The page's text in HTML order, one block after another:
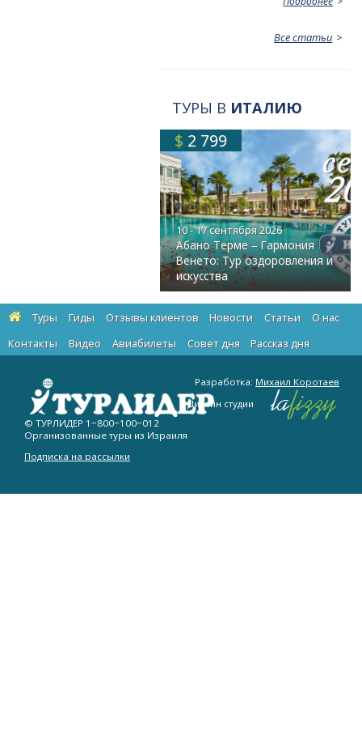
Все статьи
ТУРЫ В ИТАЛИЮ
$ 2 799
10 - 17 сентября 2026
Абано Терме – Гармония
Венето: Тур оздоровления и
искусства
Туры Гиды Отзывы клиентов Новости Статьи
О нас
Контакты
Видео Авиабилеты Cовет дня Рассказ дня
© ТУРЛИДЕР 1−800−100−012
Организованные туры из Израиля
Подписка на рассылки
Разработка: Михаил Коротаев
Дизайн студии